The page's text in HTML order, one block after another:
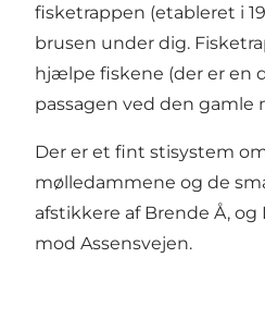
fisketrappen (etableret i
brusen under dig.
hjælpe fiskene (der er en
passagen ved den gamle
Der er et fint stisystem
mølledammene og de
afstikkere af Brende Å,
mod Assensvejen.